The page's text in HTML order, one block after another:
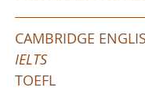
CAMBRIDGE
IELTS
TOEFL